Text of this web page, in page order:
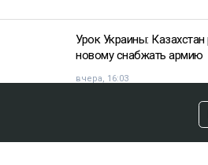
Урок Украины:
новому снабжать армию
вчера, 16:03
«Хотела покончить с
девочка подверглась